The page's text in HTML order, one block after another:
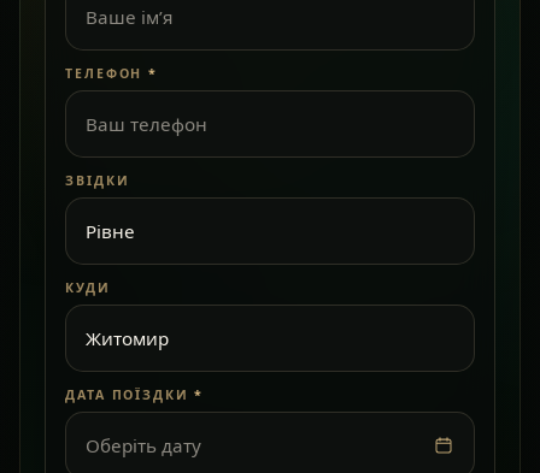
ТЕЛЕФОН *
ЗВІДКИ
КУДИ
ДАТА ПОЇЗДКИ *
Оберіть дату